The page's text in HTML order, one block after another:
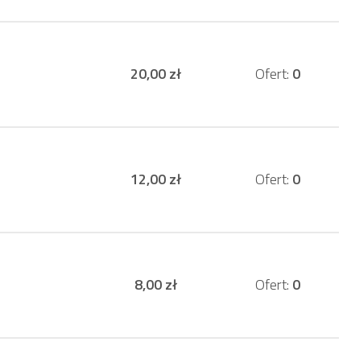
20,00 zł Ofert: 0
12,00 zł Ofert: 0
8,00 zł Ofert: 0